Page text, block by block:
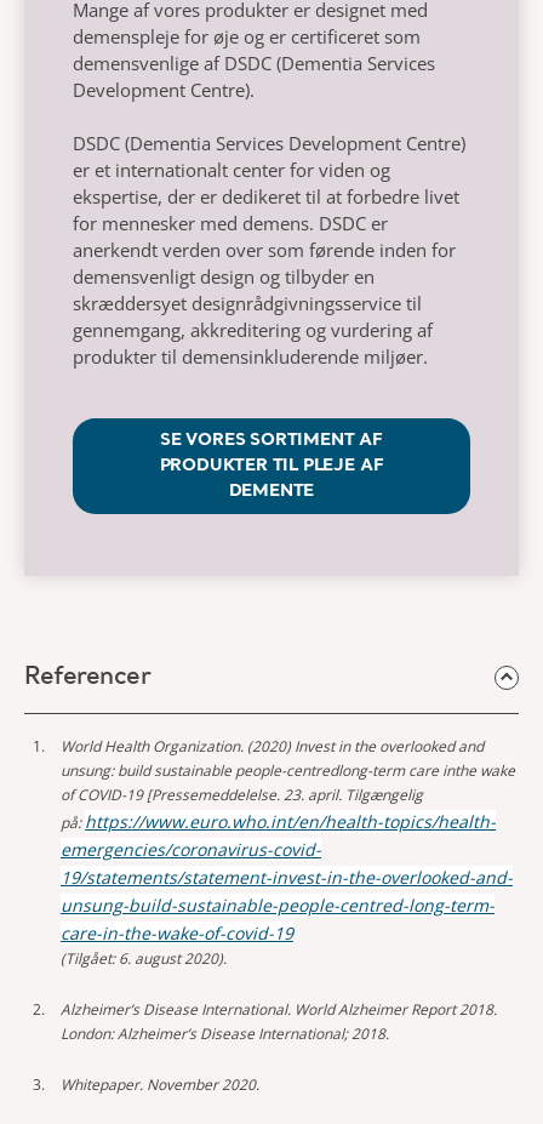
Mange af vores produkter er designet med
demenspleje for øje og er certificeret som
demensvenlige af DSDC (Dementia Services
Development Centre).
DSDC (Dementia Services Development Centre)
er et internationalt center for viden og
ekspertise, der er dedikeret til at forbedre livet
for mennesker med demens. DSDC er
anerkendt verden over som førende inden for
demensvenligt design og tilbyder en
skræddersyet designrådgivningsservice til
gennemgang, akkreditering og vurdering af
produkter til demensinkluderende miljøer.
SE VORES SORTIMENT AF
PRODUKTER TIL PLEJE AF
DEMENTE
Referencer
World Health Organization. (2020) Invest in the overlooked and
unsung: build sustainable people-centredlong-term care inthe wake
of COVID-19 [Pressemeddelelse. 23. april. Tilgængelig
på:https://www.euro.who.int/en/health-topics/health-
emergencies/coronavirus-covid-
19/statements/statement-invest-in-the-overlooked-and-
unsung-build-sustainable-people-centred-long-term-
care-in-the-wake-of-covid-19
(Tilgået: 6. august 2020).
Alzheimer’s Disease International. World Alzheimer Report 2018.
London: Alzheimer’s Disease International; 2018.
Whitepaper. November 2020.